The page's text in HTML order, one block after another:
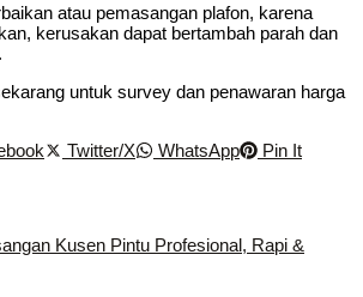
atau pemasangan plafon, karena
kerusakan dapat bertambah parah dan
untuk survey dan penawaran harga
Twitter/X WhatsApp Pin It